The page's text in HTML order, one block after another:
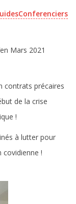
Mars 2021
contrats précaires
de la crise
!
à lutter pour
!